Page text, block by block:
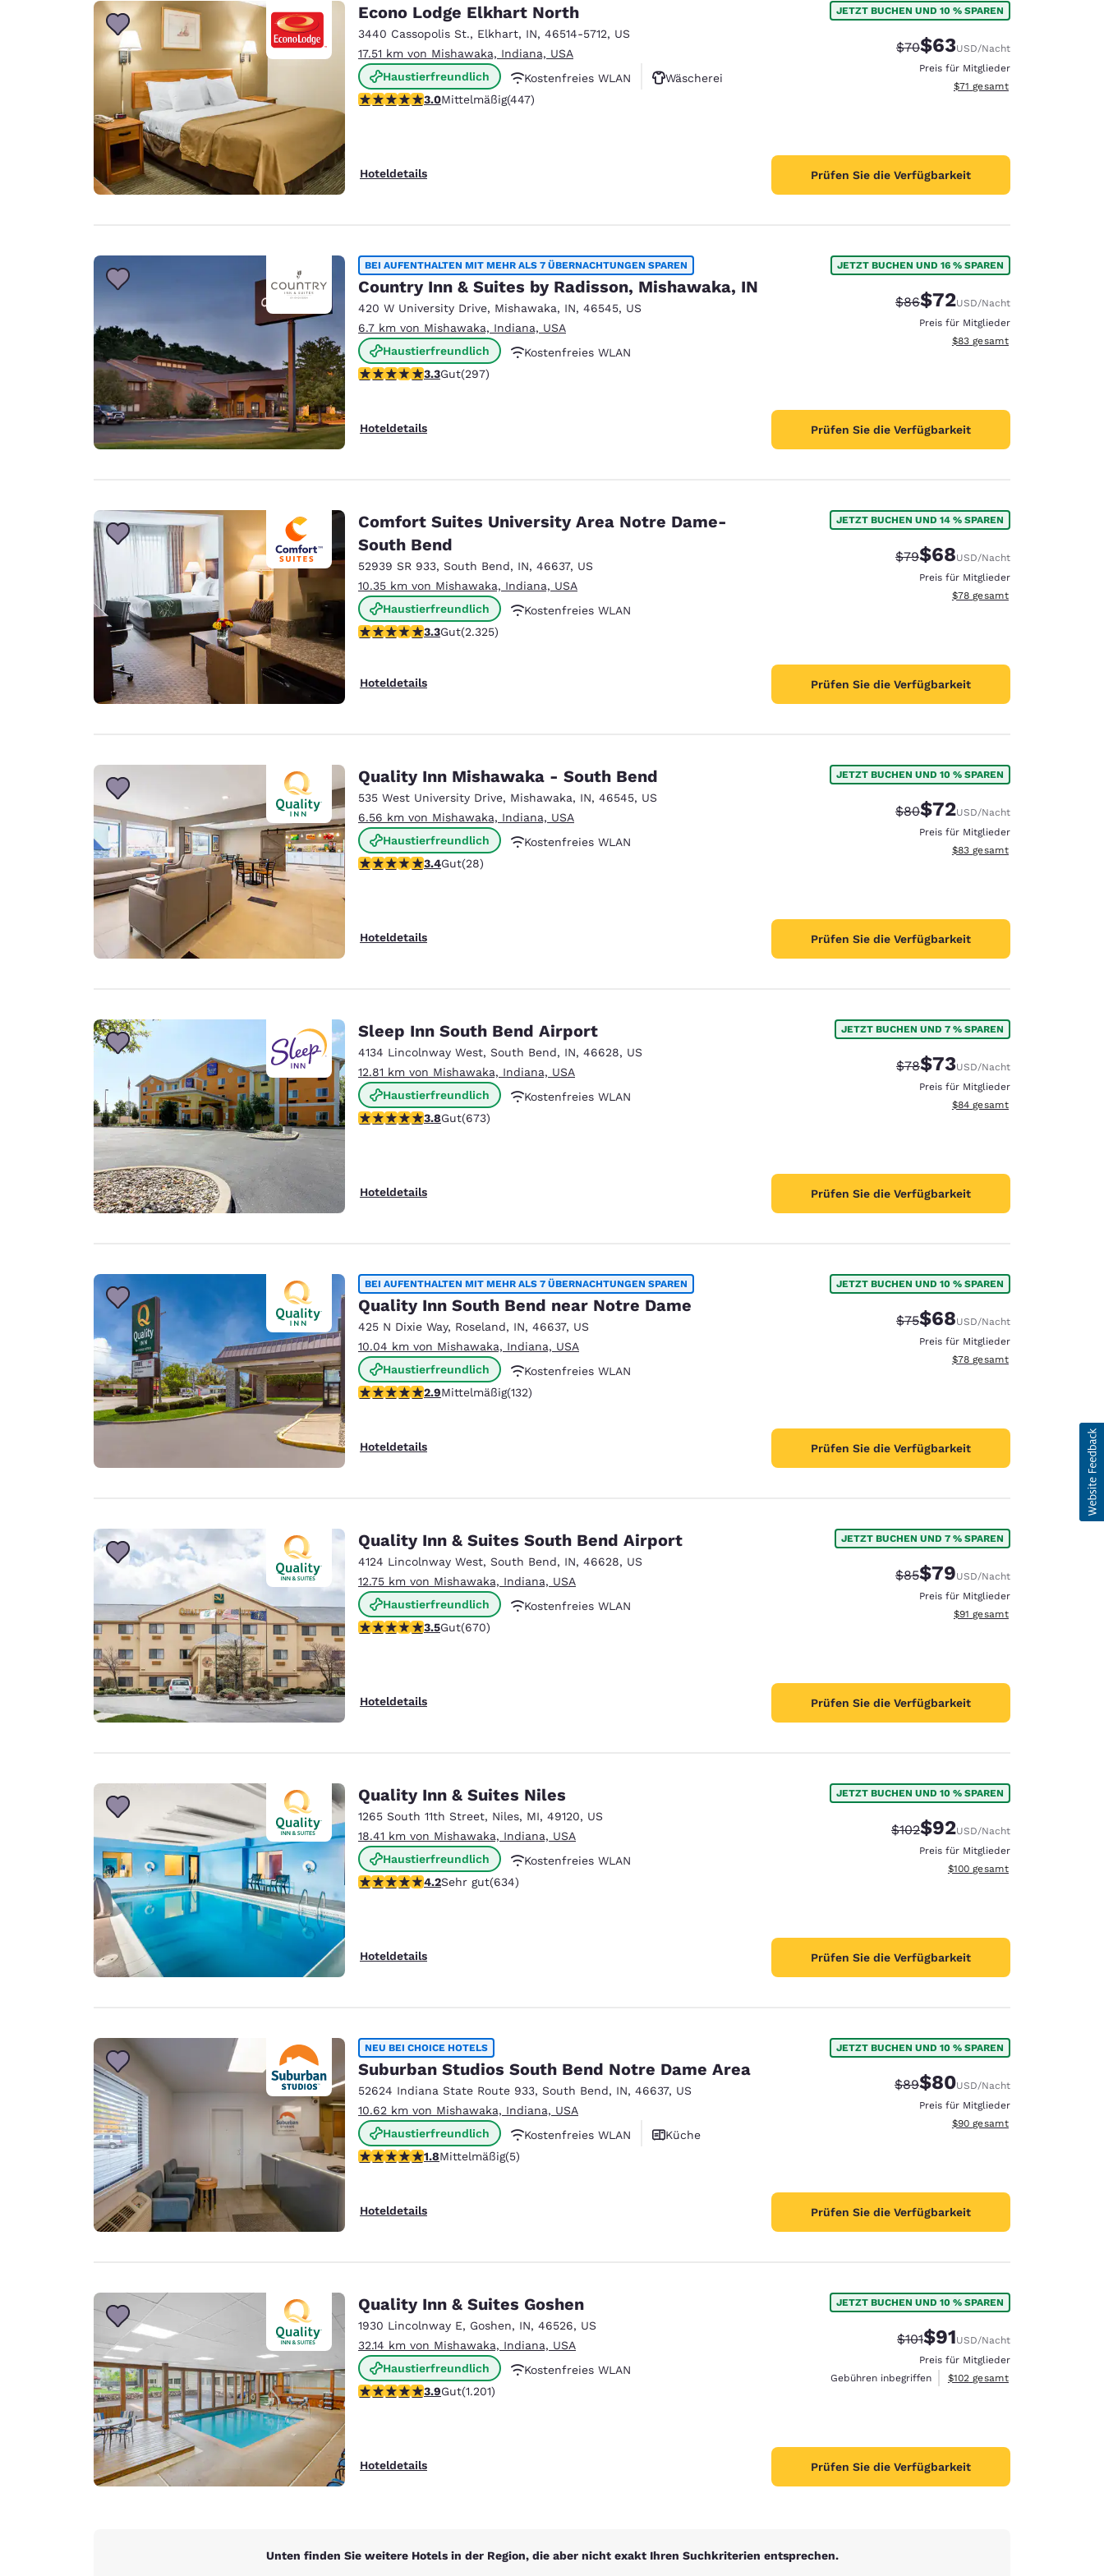
Français Español
Europa
Deutschland Germany
English
España
English
Ireland
Asien-Pazifik
Australia
English
Econo Lodge Elkhart North
3440 Cassopolis St., Elkhart, IN, 46514-5712, US
17.51 km von Mishawaka, Indiana, USA
Haustierfreundlich
Kostenfreies WLAN
Wäscherei
2.97-Sterne-Bewertung. Mittelmäßig. 447 Bewertungen
3.0Mittelmäßig(447)
Hoteldetails
JETZT BUCHEN UND 10 % SPAREN
Durchgestrichener Preis:
$70Vergünstigter Preis:
$63USD/Nacht
Preis für Mitglieder
Geschätzte Gesamtdetails
$71 gesamt
Prüfen Sie die Verfügbarkeit
BEI AUFENTHALTEN MIT MEHR ALS 7 ÜBERNACHTUNGEN SPAREN
Country Inn & Suites by Radisson, Mishawaka, IN
420 W University Drive, Mishawaka, IN, 46545, US
6.7 km von Mishawaka, Indiana, USA
Haustierfreundlich
Kostenfreies WLAN
Kostenfreies warmes Frühstück
3.34-Sterne-Bewertung. Gut. 297 Bewertungen
3.3Gut(297)
Hoteldetails
JETZT BUCHEN UND 16 % SPAREN
Durchgestrichener Preis:
$86Vergünstigter Preis:
$72USD/Nacht
Preis für Mitglieder
Geschätzte Gesamtdetails
$83 gesamt
Prüfen Sie die Verfügbarkeit
Comfort Suites University Area Notre Dame-
South Bend
52939 SR 933, South Bend, IN, 46637, US
10.35 km von Mishawaka, Indiana, USA
Haustierfreundlich
Kostenfreies WLAN
Kostenfreies warmes Frühstück
3.33-Sterne-Bewertung. Gut. 2325 Bewertungen
3.3Gut(2.325)
Hoteldetails
JETZT BUCHEN UND 14 % SPAREN
Durchgestrichener Preis:
$79Vergünstigter Preis:
$68USD/Nacht
Preis für Mitglieder
Geschätzte Gesamtdetails
$78 gesamt
Prüfen Sie die Verfügbarkeit
Quality Inn Mishawaka - South Bend
535 West University Drive, Mishawaka, IN, 46545, US
6.56 km von Mishawaka, Indiana, USA
Haustierfreundlich
Kostenfreies WLAN
Kostenfreies kontinentales Frühstück
3.39-Sterne-Bewertung. Gut. 28 Bewertungen
3.4Gut(28)
Hoteldetails
JETZT BUCHEN UND 10 % SPAREN
Durchgestrichener Preis:
$80Vergünstigter Preis:
$72USD/Nacht
Preis für Mitglieder
Geschätzte Gesamtdetails
$83 gesamt
Prüfen Sie die Verfügbarkeit
Sleep Inn South Bend Airport
4134 Lincolnway West, South Bend, IN, 46628, US
12.81 km von Mishawaka, Indiana, USA
Haustierfreundlich
Kostenfreies WLAN
Kostenfreies warmes Frühstück
3.77-Sterne-Bewertung. Gut. 673 Bewertungen
3.8Gut(673)
Hoteldetails
JETZT BUCHEN UND 7 % SPAREN
Durchgestrichener Preis:
$78Vergünstigter Preis:
$73USD/Nacht
Preis für Mitglieder
Geschätzte Gesamtdetails
$84 gesamt
Prüfen Sie die Verfügbarkeit
BEI AUFENTHALTEN MIT MEHR ALS 7 ÜBERNACHTUNGEN SPAREN
Quality Inn South Bend near Notre Dame
425 N Dixie Way, Roseland, IN, 46637, US
10.04 km von Mishawaka, Indiana, USA
Haustierfreundlich
Kostenfreies WLAN
Kostenfreies kontinentales Frühstück
2.85-Sterne-Bewertung. Mittelmäßig. 132 Bewertungen
2.9Mittelmäßig(132)
Hoteldetails
JETZT BUCHEN UND 10 % SPAREN
Durchgestrichener Preis:
$75Vergünstigter Preis:
$68USD/Nacht
Preis für Mitglieder
Geschätzte Gesamtdetails
$78 gesamt
Prüfen Sie die Verfügbarkeit
Quality Inn & Suites South Bend Airport
4124 Lincolnway West, South Bend, IN, 46628, US
12.75 km von Mishawaka, Indiana, USA
Haustierfreundlich
Kostenfreies WLAN
Kostenfreies warmes Frühstück
3.46-Sterne-Bewertung. Gut. 670 Bewertungen
3.5Gut(670)
Hoteldetails
JETZT BUCHEN UND 7 % SPAREN
Durchgestrichener Preis:
$85Vergünstigter Preis:
$79USD/Nacht
Preis für Mitglieder
Geschätzte Gesamtdetails
$91 gesamt
Prüfen Sie die Verfügbarkeit
Quality Inn & Suites Niles
1265 South 11th Street, Niles, MI, 49120, US
18.41 km von Mishawaka, Indiana, USA
Haustierfreundlich
Kostenfreies WLAN
Kostenfreies warmes Frühstück
4.17-Sterne-Bewertung. Sehr gut. 634 Bewertungen
4.2Sehr gut(634)
Hoteldetails
JETZT BUCHEN UND 10 % SPAREN
Durchgestrichener Preis:
$102Vergünstigter Preis:
$92USD/Nacht
Preis für Mitglieder
Geschätzte Gesamtdetails
$100 gesamt
Prüfen Sie die Verfügbarkeit
NEU BEI CHOICE HOTELS
Suburban Studios South Bend Notre Dame Area
52624 Indiana State Route 933, South Bend, IN, 46637, US
10.62 km von Mishawaka, Indiana, USA
Haustierfreundlich
Kostenfreies WLAN
Küche
1.8-Sterne-Bewertung. Mittelmäßig. 5 Bewertungen
1.8Mittelmäßig(5)
Hoteldetails
JETZT BUCHEN UND 10 % SPAREN
Durchgestrichener Preis:
$89Vergünstigter Preis:
$80USD/Nacht
Preis für Mitglieder
Geschätzte Gesamtdetails
$90 gesamt
Prüfen Sie die Verfügbarkeit
Quality Inn & Suites Goshen
1930 Lincolnway E, Goshen, IN, 46526, US
32.14 km von Mishawaka, Indiana, USA
Haustierfreundlich
Kostenfreies WLAN
Kostenfreies warmes Frühstück
3.91-Sterne-Bewertung. Gut. 1201 Bewertungen
3.9Gut(1.201)
Hoteldetails
JETZT BUCHEN UND 10 % SPAREN
Durchgestrichener Preis:
$101Vergünstigter Preis:
$91USD/Nacht
Preis für Mitglieder
Gebühren inbegriffen
Geschätzte Gesamtdetails
$102 gesamt
Prüfen Sie die Verfügbarkeit
Unten finden Sie weitere Hotels in der Region, die aber nicht exakt Ihren Suchkriterien entsprechen.